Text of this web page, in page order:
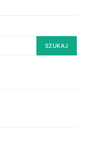
SZUKAJ